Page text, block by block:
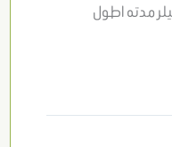
مدته اطول